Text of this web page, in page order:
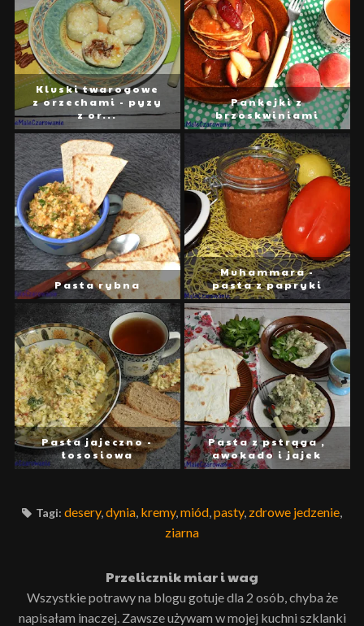
Kluski twarogowe
z orzechami - pyzy
z or...
Pankejki z
brzoskwiniami
Pasta rybna
Muhammara -
pasta z papryki
Pasta jajeczno -
łososiowa
Pasta z pstrąga ,
awokado i jajek
Tagi: desery, dynia kremy, miód pasty, zdrowe jedzenie
ziarna
Przelicznik miar i wag
Wszystkie potrawy na blogu gotuje dla 2 osób, chyba że
napisałam inaczej. Zawsze używam w mojej kuchni szklanki